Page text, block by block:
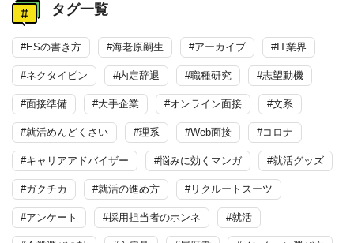
タグ一覧
#ESの書き方 #海老原嗣生 #アーカイブ #IT業界
#ネクタイピン #内定辞退 #職種研究 #志望動機
#面接準備 #大手企業 #オンライン面接 #文系
#就活めんどくさい #理系 #Web面接 #コロナ
#キャリアアドバイザー #悩みに効くマンガ #就活グッズ
#ガクチカ #就活の進め方 #リクルートスーツ
#アンケート #採用担当者のホンネ #就活